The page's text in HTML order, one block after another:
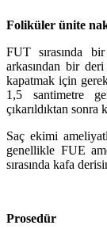
Foliküler ünite
FUT sırasında
arkasından bir
kapatmak için
1,5 santimetre
çıkarıldıktan
Saç ekimi
genellikle FUE
sırasında kafa
Prosedür